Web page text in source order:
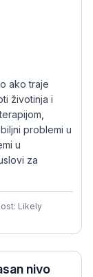
ako traje
životinja i
problemi u
u
za
Likely
nivo